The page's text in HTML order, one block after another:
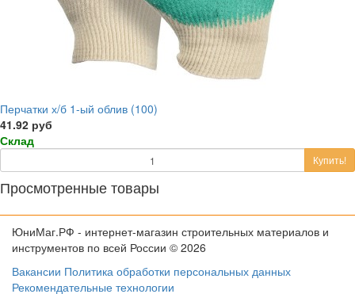
Перчатки х/б 1-ый облив (100)
41.92 руб
Склад
Купить!
Просмотренные товары
ЮниМаг.РФ - интернет-магазин строительных материалов и
инструментов по всей России © 2026
Вакансии Политика обработки персональных данных
Рекомендательные технологии